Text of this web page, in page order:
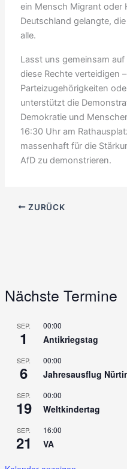
ein Mensch Migrant oder
Deutschland gelangte,
alle.
Lasst uns gemeinsam
diese Rechte verteidigen
Parteizugehörigkeiten
unterstützt die
Demokratie und
16:30 Uhr am
massenhaft für die
AfD zu demonstrieren.
ZURÜCK
Nächste Termine
SEP.
1
00:00
Antikriegstag
SEP.
6
00:00
Jahresausflug
SEP.
19
00:00
Weltkindertag
SEP.
21
16:00
VA